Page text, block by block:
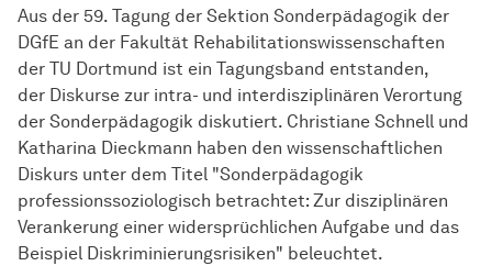
Aus der 59. Tagung der Sektion Sonderpädagogik der
DGfE an der Fakultät Rehabilitationswissenschaften
der TU Dortmund ist ein Tagungsband entstanden,
der Diskurse zur intra- und interdisziplinären Verortung
der Sonderpädagogik diskutiert. Christiane Schnell und
Katharina Dieckmann haben den wissenschaftlichen
Diskurs unter dem Titel "Sonderpädagogik
professionssoziologisch betrachtet: Zur disziplinären
Verankerung einer widersprüchlichen Aufgabe und das
Beispiel Diskriminierungsrisiken" beleuchtet.